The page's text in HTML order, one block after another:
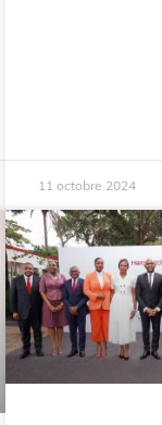
11 octobre 2024